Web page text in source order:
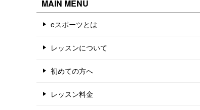
MAIN MENU
eスポーツとは
レッスンについて
初めての方へ
レッスン料金